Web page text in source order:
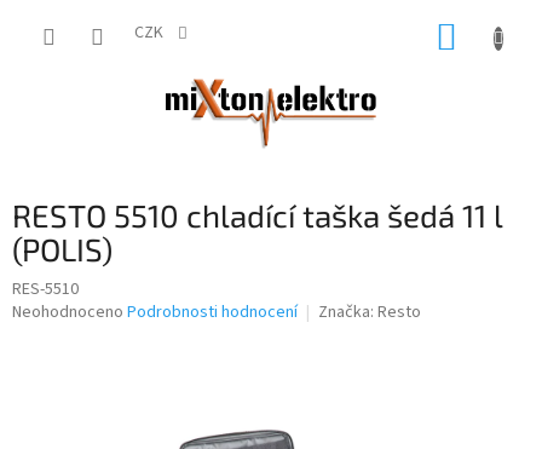
CZK
RESTO 5510 chladící taška šedá 11 l
(POLIS)
RES-5510
Průměrné
Neohodnoceno Podrobnosti hodnocení Značka: Resto